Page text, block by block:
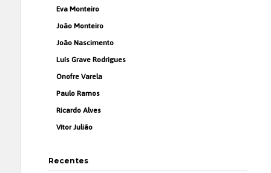
Eva Monteiro
João Monteiro
João Nascimento
Luís Grave Rodrigues
Onofre Varela
Paulo Ramos
Ricardo Alves
Vítor Julião
Recentes